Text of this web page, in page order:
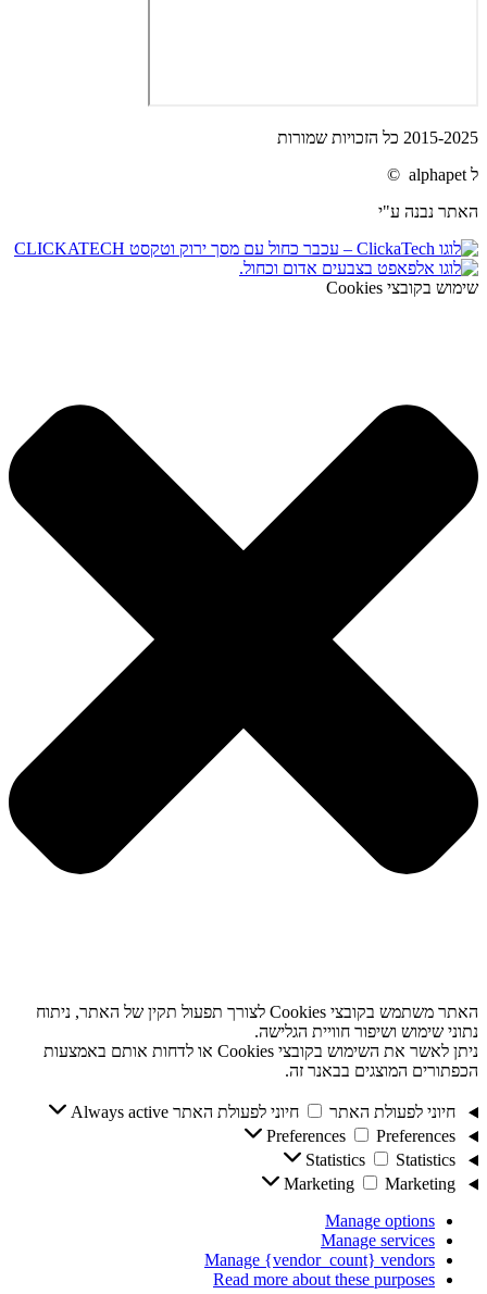
2015-2025 כל הזכויות שמורות
ל alphapet ©
האתר נבנה ע"י
שימוש בקובצי Cookies
האתר משתמש בקובצי Cookies לצורך תפעול תקין של האתר, ניתוח
נתוני שימוש ושיפור חוויית הגלישה.
ניתן לאשר את השימוש בקובצי Cookies או לדחות אותם באמצעות
הכפתורים המוצגים בבאנר זה.
חיוני לפעולת האתר חיוני לפעולת האתר Always active
Preferences
Preferences
Statistics
Statistics
Marketing
Marketing
Manage options
Manage services
Manage {vendor_count} vendors
Read more about these purposes